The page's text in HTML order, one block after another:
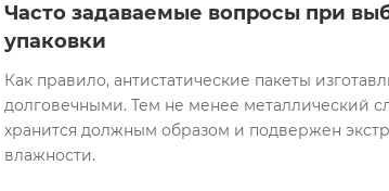
Часто задаваемые вопросы при
упаковки
Как правило, антистатические пакеты
долговечными. Тем не менее металлический
хранится должным образом и подвержен
влажности.